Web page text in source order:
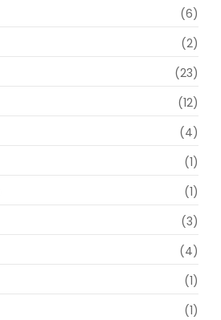
(6)
(2)
(23)
(12)
(4)
(1)
(1)
(3)
(4)
(1)
(1)